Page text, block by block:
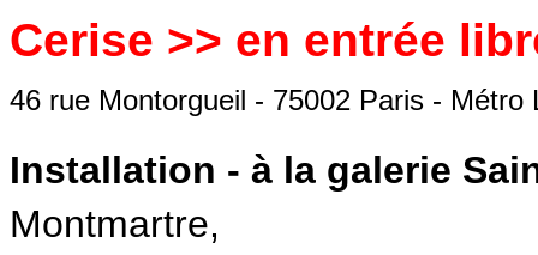
Cerise >> en entrée
46 rue Montorgueil - 75002 Paris - Métro
Installation - à la galerie
Montmartre,